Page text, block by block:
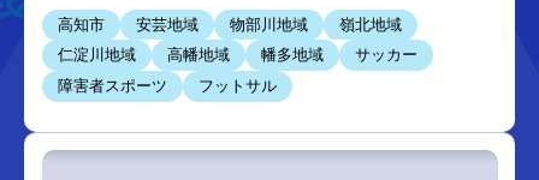
高知市 安芸地域 物部川地域
嶺北地域
仁淀川地域
高幡地域 幡多地域
サッカー
障害者スポーツ
フットサル